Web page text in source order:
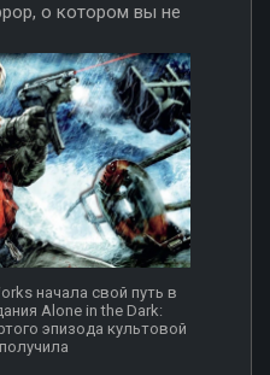
о котором вы не
начала свой путь в
Alone in the Dark:
эпизода культовой